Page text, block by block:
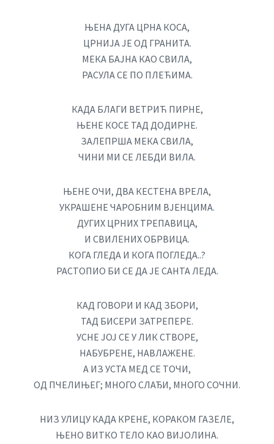
ЊЕНА ДУГА ЦРНА КОСА,
ЦРНИЈА ЈЕ ОД ГРАНИТА.
МЕКА БАЈНА КАО СВИЛА,
РАСУЛА СЕ ПО ПЛЕЋИМА.
КАДА БЛАГИ ВЕТРИЋ ПИРНЕ,
ЊЕНЕ КОСЕ ТАД ДОДИРНЕ.
ЗАЛЕПРША МЕКА СВИЛА,
ЧИНИ МИ СЕ ЛЕБДИ ВИЛА.
ЊЕНЕ ОЧИ, ДВА КЕСТЕНА ВРЕЛА,
УКРАШЕНЕ ЧАРОБНИМ ВЈЕНЦИМА.
ДУГИХ ЦРНИХ ТРЕПАВИЦА,
И СВИЛЕНИХ ОБРВИЦА.
КОГА ГЛЕДА И КОГА ПОГЛЕДА..?
РАСТОПИО БИ СЕ ДА ЈЕ САНТА ЛЕДА.
КАД ГОВОРИ И КАД ЗБОРИ,
ТАД БИСЕРИ ЗАТРЕПЕРЕ.
УСНЕ ЈОЈ СЕ У ЛИК СТВОРЕ,
НАБУБРЕНЕ, НАВЛАЖЕНЕ.
А ИЗ УСТА МЕД СЕ ТОЧИ,
ОД ПЧЕЛИЊЕГ; МНОГО СЛАЂИ, МНОГО СОЧНИ.
НИЗ УЛИЦУ КАДА КРЕНЕ, КОРАКОМ ГАЗЕЛЕ,
ЊЕНО ВИТКО ТЕЛО КАО ВИЈОЛИНА.